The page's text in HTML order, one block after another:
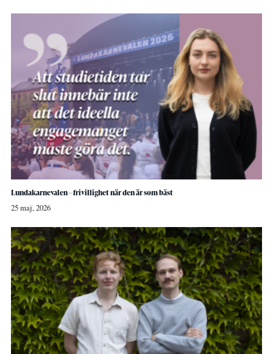
Lundakarnevalen – frivillighet när den är som bäst
25 maj, 2026